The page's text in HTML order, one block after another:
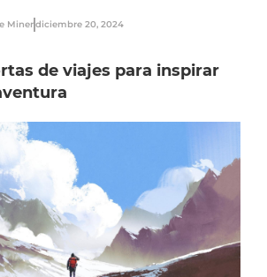
Minerdiciembre 20, 2024
de viajes para inspirar